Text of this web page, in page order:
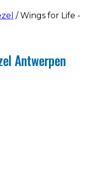
/ Wings for Life -
Antwerpen